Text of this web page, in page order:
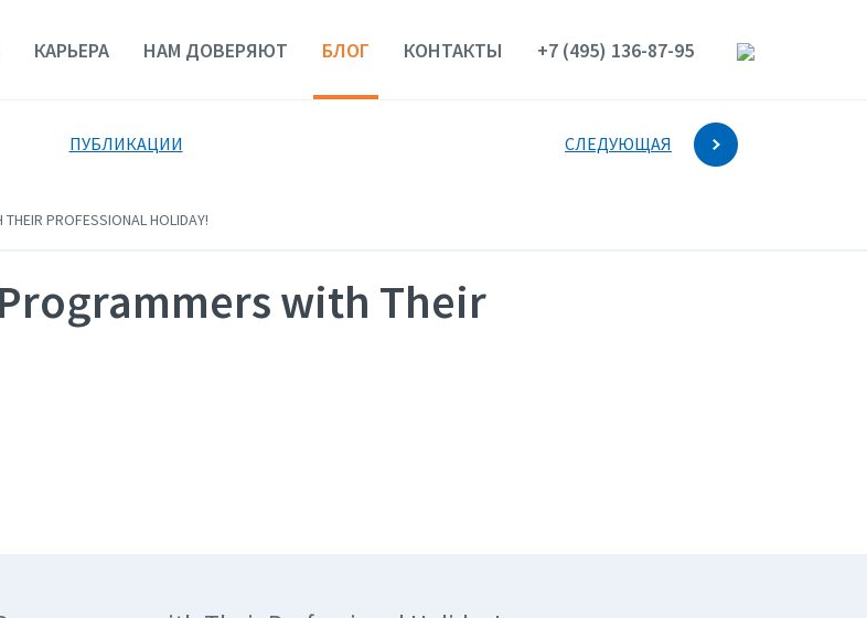
КАРЬЕРА НАМ ДОВЕРЯЮТ БЛОГ КОНТАКТЫ +7 (495) 136-87-95
ПУБЛИКАЦИИ СЛЕДУЮЩАЯ
PROFESSIONAL HOLIDAY!
with Their